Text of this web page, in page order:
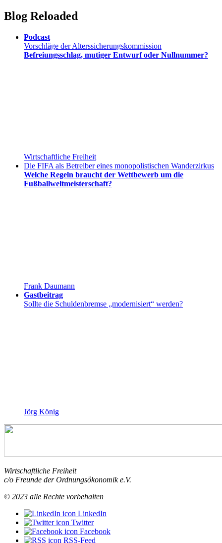
Blog Reloaded
Podcast
Vorschläge der Alterssicherungskommission
Befreiungsschlag, mutiger Entwurf oder Nullnummer?
Wirtschaftliche Freiheit
Die FIFA als Betreiber eines monopolistischen Wanderzirkus
Welche Regeln braucht der Wettbewerb um die
Fußballweltmeisterschaft?
Frank Daumann
Gastbeitrag
Sollte die Schuldenbremse „modernisiert“ werden?
Jörg König
Wirtschaftliche Freiheit
c/o Freunde der Ordnungsökonomik e.V.
© 2023 alle Rechte vorbehalten
LinkedIn
Twitter
Facebook
RSS-Feed